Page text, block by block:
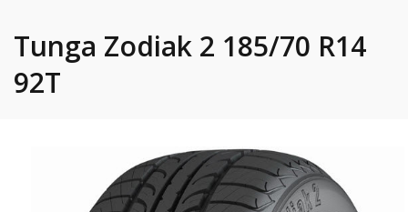
Tunga Zodiak 2 185/70 R14
92T